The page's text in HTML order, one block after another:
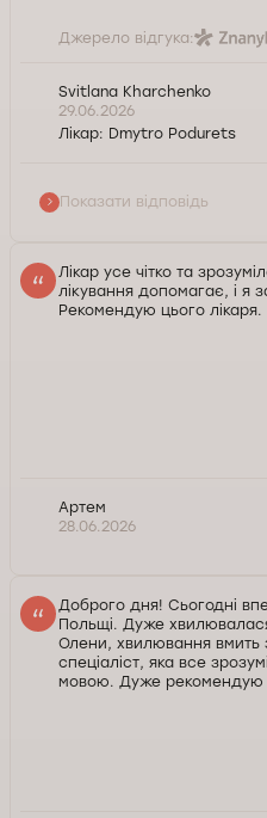
Джерело відгука:
Дуже дякую за відгук!
всього найкращого!
Svitlana Kharchenko
29.06.2026
Лікар: Dmytro Podurets
Показати відповідь
Лікар усе чітко та
лікування допомагає, і я
Рекомендую цього лікаря.
Артем
28.06.2026
Доброго дня! Сьогодні
Польщі. Дуже
Олени, хвилювання вмить
спеціаліст, яка все
мовою. Дуже рекомендую